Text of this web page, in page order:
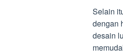
Selain
dengan
desain